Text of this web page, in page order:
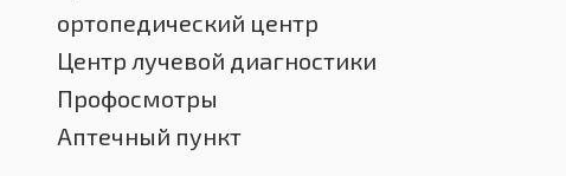
ортопедический центр
Центр лучевой диагностики
Профосмотры
Аптечный пункт